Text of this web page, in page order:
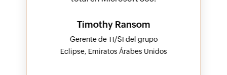
Timothy Ransom
Gerente de TI/SI del grupo
Eclipse, Emiratos Árabes Unidos